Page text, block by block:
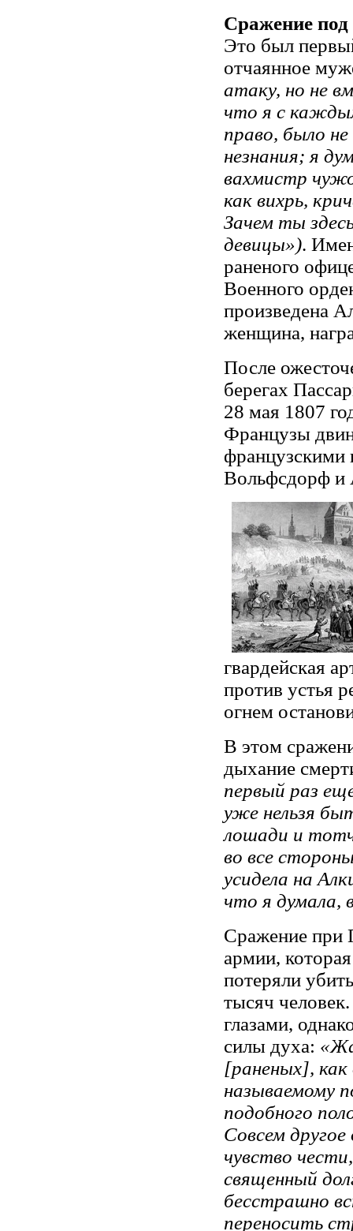
Сражение
Это был
отчаянное
атаку, но не
что я с
право, было
незнания; я
вахмистр
как вихрь,
Зачем ты
девицы»).
раненого
Военного
произведена
женщина,
После
берегах
28 мая 1807
Французы
французскими
Вольфсдорф и
гвардейская
против устья
огнем
В этом
дыхание
первый раз
уже нельзя
лошади и
во все
усидела на
что я думала,
Сражение при
армии,
потеряли
тысяч
глазами,
силы духа:
[раненых],
называемому
подобного
Совсем другое
чувство
священный
бесстрашно
переносить